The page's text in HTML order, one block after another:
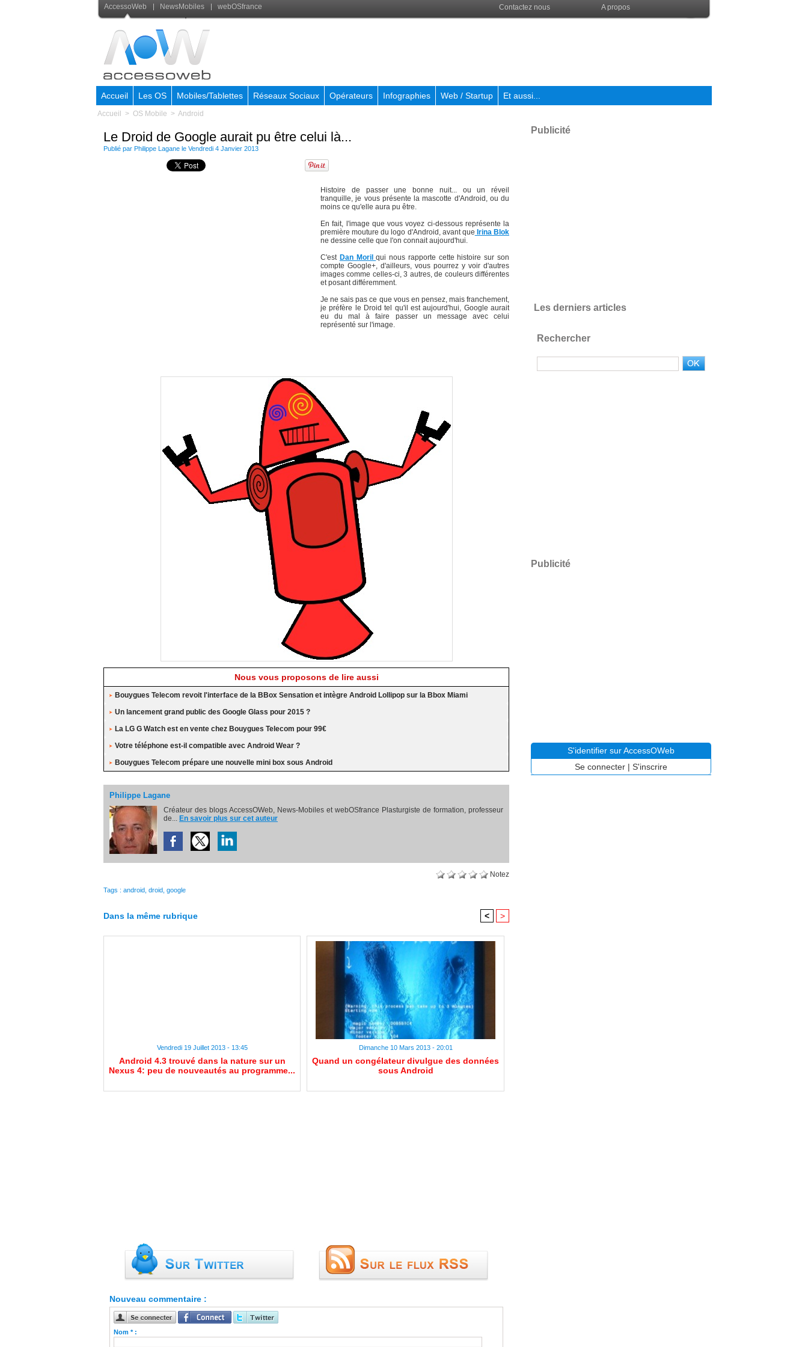
AccessoWeb NewsMobiles webOSfrance Contactez nous A propos
Accueil Les OS Mobiles/Tablettes Réseaux Sociaux Opérateurs Infographies Web / Startup Et aussi...
Accueil > OS Mobile > Android
Le Droid de Google aurait pu être celui là...
Publié par Philippe Lagane le Vendredi 4 Janvier 2013
Histoire de passer une bonne nuit... ou un réveil
tranquille, je vous présente la mascotte d'Android, ou du
moins ce qu'elle aura pu être.
En fait, l'image que vous voyez ci-dessous représente la
première mouture du logo d'Android, avant que Irina Blok
ne dessine celle que l'on connait aujourd'hui.
C'est Dan Morilqui nous rapporte cette histoire sur son
compte Google+, d'ailleurs, vous pourrez y voir d'autres
images comme celles-ci, 3 autres, de couleurs différentes
et posant différemment.
Je ne sais pas ce que vous en pensez, mais franchement,
je préfère le Droid tel qu'il est aujourd'hui, Google aurait
eu du mal à faire passer un message avec celui
représenté sur l'image.
Nous vous proposons de lire aussi
Bouygues Telecom revoit l'interface de la BBox Sensation et intègre Android Lollipop sur la Bbox Miami
Un lancement grand public des Google Glass pour 2015 ?
La LG G Watch est en vente chez Bouygues Telecom pour 99€
Votre téléphone est-il compatible avec Android Wear ?
Bouygues Telecom prépare une nouvelle mini box sous Android
Philippe Lagane
Créateur des blogs AccessOWeb, News-Mobiles et webOSfrance Plasturgiste de formation, professeur
de... En savoir plus sur cet auteur
Notez
Tags : android droid google
Dans la même rubrique < >
Vendredi 19 Juillet 2013 - 13:45
Android 4.3 trouvé dans la nature sur un
Nexus 4: peu de nouveautés au programme...
Dimanche 10 Mars 2013 - 20:01
Quand un congélateur divulgue des données
sous Android
Nouveau commentaire :
Nom * :
Publicité
Les derniers articles
Rechercher
Publicité
S'identifier sur AccessOWeb
Se connecter | S'inscrire